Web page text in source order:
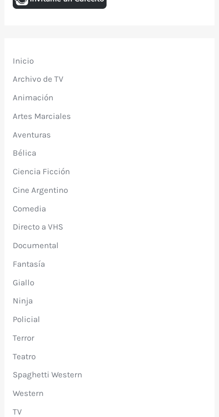
Inicio
Archivo de TV
Animación
Artes Marciales
Aventuras
Bélica
Ciencia Ficción
Cine Argentino
Comedia
Directo a VHS
Documental
Fantasía
Giallo
Ninja
Policial
Terror
Teatro
Spaghetti Western
Western
TV